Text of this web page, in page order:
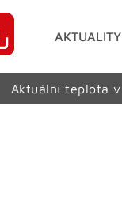
AKTUALITY
Aktuální teplota v